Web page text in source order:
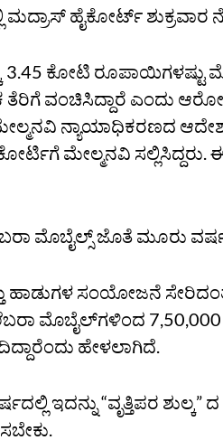
ಹೈಕೋರ್ಟ್
3.45 ಕೋಟಿ ರೂಪಾಯಿಗಳಷ್ಟು
ವಂಚಿಸಿದ್ದಾರೆ ಎಂದು
ನ್ಯಾಯಾಧಿಕರಣದ
ಮೇಲ್ಮನವಿ
ಮೊಬೈಲ್ಸ್ ಜೊತೆ ಮೂರು
ಸಂಯೋಜನೆ
ಮೊಬೈಲ್‌ಗಳಿಂದ
ಹೇಳಲಾಗಿದೆ.
ಇದನ್ನು “ವೃತ್ತಿಪರ